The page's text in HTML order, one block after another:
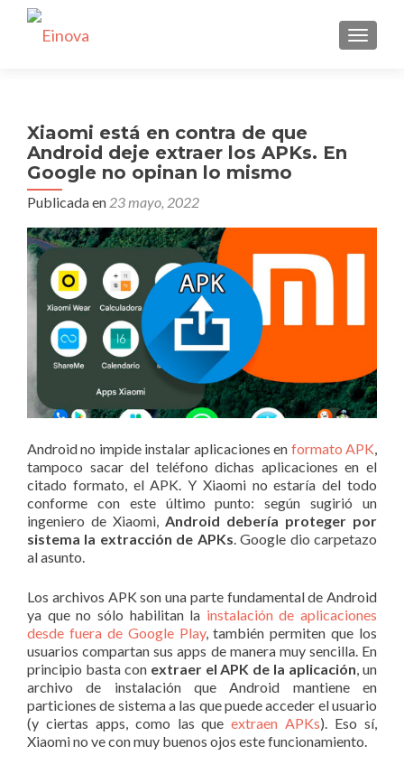
Xiaomi está en contra de que
Android deje extraer los APKs. En
Google no opinan lo mismo
Publicada en 23 mayo, 2022
Android no impide instalar aplicaciones en formato APK
tampoco sacar del teléfono dichas aplicaciones en el
citado formato, el APK. Y Xiaomi no estaría del todo
conforme con este último punto: según sugirió un
ingeniero de Xiaomi, Android debería proteger por
sistema la extracción de APKs . Google dio carpetazo
al asunto.
Los archivos APK son una parte fundamental de Android
ya que no sólo habilitan la instalación de aplicaciones
desde fuera de Google Play, también permiten que los
usuarios compartan sus apps de manera muy sencilla. En
principio basta con extraer el APK de la aplicación , un
archivo de instalación que Android mantiene en
particiones de sistema a las que puede acceder el usuario
(y ciertas apps, como las queextraen APKs). Eso sí,
Xiaomi no ve con muy buenos ojos este funcionamiento.